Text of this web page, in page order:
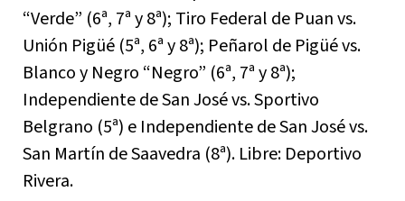
“Verde” (6ª, 7ª y 8ª); Tiro Federal de Puan vs.
Unión Pigüé (5ª, 6ª y 8ª); Peñarol de Pigüé vs.
Blanco y Negro “Negro” (6ª, 7ª y 8ª);
Independiente de San José vs. Sportivo
Belgrano (5ª) e Independiente de San José vs.
San Martín de Saavedra (8ª). Libre: Deportivo
Rivera.